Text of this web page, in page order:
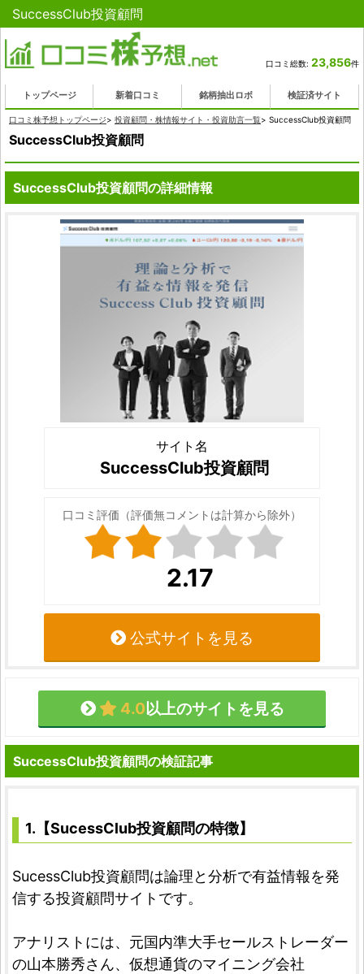
SuccessClub投資顧問
口コミ総数: 23,856件
トップページ 新着口コミ 銘柄抽出ロボ 検証済サイト
口コミ株予想トップページ> 投資顧問・株情報サイト・投資助言一覧> SuccessClub投資顧問
SuccessClub投資顧問
SuccessClub投資顧問の詳細情報
サイト名
SuccessClub投資顧問
口コミ評価（評価無コメントは計算から除外）
2.17
公式サイトを見る
4.0以上のサイトを見る
SuccessClub投資顧問の検証記事
1.【SucessClub投資顧問の特徴】
SucessClub投資顧問は論理と分析で有益情報を発
信する投資顧問サイトです。
アナリストには、元国内準大手セールストレーダー
の山本勝秀さん、仮想通貨のマイニング会社